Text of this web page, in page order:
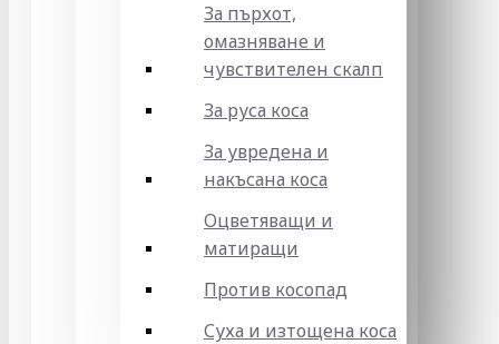
За пърхот,
омазняване и
чувствителен скалп
За руса коса
За увредена и
накъсана коса
Оцветяващи и
матиращи
Против косопад
Суха и изтощена коса